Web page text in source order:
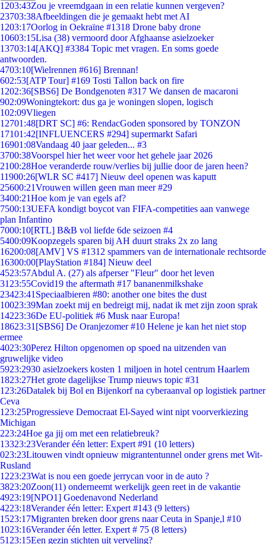
1203:43Zou je vreemdgaan in een relatie kunnen vergeven?
23703:38Afbeeldingen die je gemaakt hebt met AI
1203:17Oorlog in Oekraïne #1318 Drone baby drone
10603:15Lisa (38) vermoord door Afghaanse asielzoeker
13703:14[AKQ] #3384 Topic met vragen. En soms goede
antwoorden.
4703:10[Wielrennen #616] Brennan!
602:53[ATP Tour] #169 Tosti Tallon back on fire
1202:36[SBS6] De Bondgenoten #317 We dansen de macaroni
902:09Woningtekort: dus ga je woningen slopen, logisch
102:09Vliegen
12701:48[DRT SC] #6: RendacGoden sponsored by TONZON
17101:42[INFLUENCERS #294] supermarkt Safari
16901:08Vandaag 40 jaar geleden... #3
3700:38Voorspel hier het weer voor het gehele jaar 2026
2100:28Hoe veranderde rouw/verlies bij jullie door de jaren heen?
11900:26[WLR SC #417] Nieuw deel openen was kaputt
25600:21Vrouwen willen geen man meer #29
3400:21Hoe kom je van egels af?
7500:13UEFA kondigt boycot van FIFA-competities aan vanwege
plan Infantino
7000:10[RTL] B&B vol liefde 6de seizoen #4
5400:09Koopzegels sparen bij AH duurt straks 2x zo lang
16200:08[AMV] VS #1312 spammers van de internationale rechtsorde
16300:00[PlayStation #184] Nieuw deel
4523:57Abdul A. (27) als afperser "Fleur" door het leven
31 23:55Covid19 the aftermath #17 bananenmilkshake
23423:41 Speciaalbieren #80: another one bites the dust
10023:39Man zoekt mij en bedreigt mij, nadat ik met zijn zoon sprak
14223:36De EU-politiek #6 Musk naar Europa!
18623:31 [SBS6] De Oranjezomer #10 Helene je kan het niet stop
ermee
4023:30Perez Hilton opgenomen op spoed na uitzenden van
gruwelijke video
5923:2930 asielzoekers kosten 1 miljoen in hotel centrum Haarlem
1823:27Het grote dagelijkse Trump nieuws topic #31
1 23:26Datalek bij Bol en Bijenkorf na cyberaanval op logistiek partner
Ceva
1 23:25Progressieve Democraat El-Sayed wint nipt voorverkiezing
Michigan
223:24Hoe ga jij om met een relatiebreuk?
13323:23Verander één letter: Expert #91 (10 letters)
023:23Litouwen vindt opnieuw migrantentunnel onder grens met Wit-
Rusland
1223:23Wat is nou een goede jerrycan voor in de auto ?
3823:20Zoon(11) onderneemt werkelijk geen reet in de vakantie
4923:19[NPO1] Goedenavond Nederland
4223:18Verander één letter: Expert #143 (9 letters)
1523:17Migranten breken door grens naar Ceuta in Spanje,l #10
1023:16Verander één letter. Expert # 75 (8 letters)
51 23:15Een gezin stichten uit verveling?